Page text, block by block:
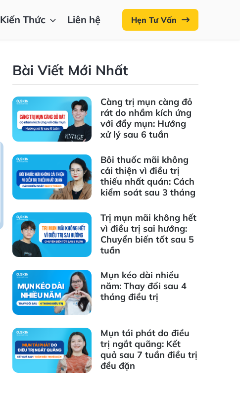
Kiến Thức Liên hệ Hẹn Tư Vấn
Bài Viết Mới Nhất
Càng trị mụn càng đỏ
rát do nhầm kích ứng
với đẩy mụn: Hướng
xử lý sau 6 tuần
Bôi thuốc mãi không
cải thiện vì điều trị
thiếu nhất quán: Cách
kiểm soát sau 3 tháng
Trị mụn mãi không hết
vì điều trị sai hướng:
Chuyển biến tốt sau 5
tuần
Mụn kéo dài nhiều
năm: Thay đổi sau 4
tháng điều trị
Mụn tái phát do điều
trị ngắt quãng: Kết
quả sau 7 tuần điều trị
đều đặn